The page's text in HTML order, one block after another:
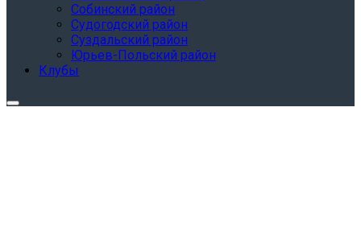
Собинский район
Судогодский район
Суздальский район
Юрьев-Польский район
Клубы